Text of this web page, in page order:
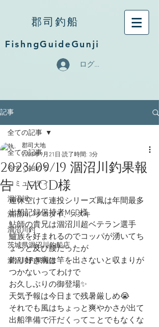
郡司釣船
FishngGuideGunji
ログイン
記事
全ての記事
今すぐ始める
コミュニティ
涸沼川
涸沼川、クロダイ、スズキ
涸沼川釣
茨城県涸沼川釣船店
涸沼川釣果報告
全ての記事
2023/09/19 涸沼川釣果報
告 MCD様
郡司大地
2023年9月21日 読了時間: 3分
連休空けて連投シリーズ鳳は年間最多
出船記録保持者MCD様
鮎師の貴兄は涸沼川超ベテラン選手
鱸族を好まれるのでコッパが湧いてち
ょっと及び腰だったが
釣り好き病は竿を出さないと収まりが
つかないってわけで
お久しぶりの御登場✨
天気予報は今日まで残暑厳しめ😭
それでも風はちょっと爽やかさが出て
出船準備で汗だくってことでもなくな